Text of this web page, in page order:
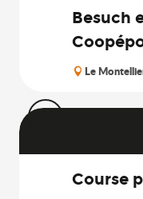
Besuch
Le
Course